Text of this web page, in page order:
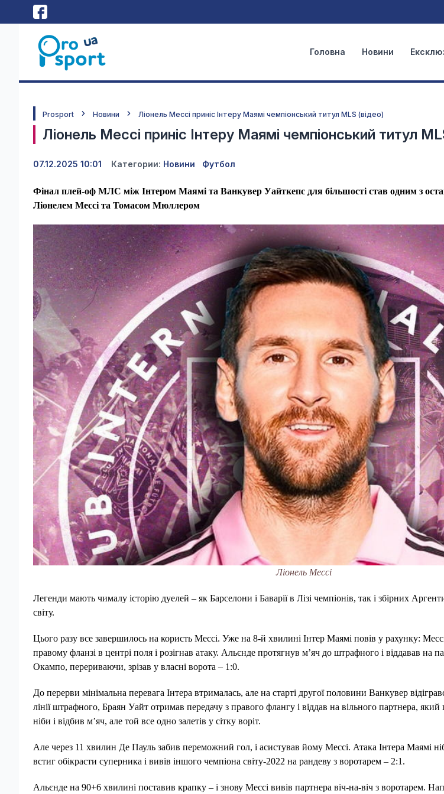
Головна Новини
Prosport Новини Ліонель Мессі приніс Інтеру Маямі чемпіонський титул MLS (відео)
Ліонель Мессі приніс Інтеру Маямі чемпіонський титул
07.12.2025 10:01 Категории: Новини Футбол
Фінал плей-оф МЛС між Інтером Маямі та Ванкувер Уайткепс для більшості став одним з
Ліонелем Мессі та Томасом Мюллером
Ліонель Мессі
Легенди мають чималу історію дуелей – як Барселони і Баварії в Лізі чемпіонів, так і збірних
світу.
Цього разу все завершилось на користь Мессі. Уже на 8-й хвилині Інтер Маямі повів у рахунку:
правому фланзі в центрі поля і розігнав атаку. Альєнде протягнув м’яч до штрафного і віддавав на
Окампо, перериваючи, зрізав у власні ворота – 1:0.
До перерви мінімальна перевага Інтера втрималась, але на старті другої половини Ванкувер
лінії штрафного, Браян Уайт отримав передачу з правого флангу і віддав на вільного партнера,
ніби і відбив м’яч, але той все одно залетів у сітку воріт.
Але через 11 хвилин Де Пауль забив переможний гол, і асистував йому Мессі. Атака Інтера Маямі
встиг обікрасти суперника і вивів іншого чемпіона світу-2022 на рандеву з воротарем – 2:1.
Альєнде на 90+6 хвилині поставив крапку – і знову Мессі вивів партнера віч-на-віч з воротарем.